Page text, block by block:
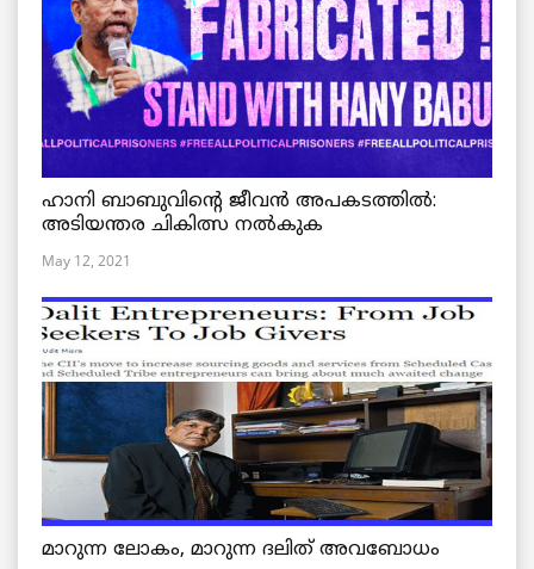
ഹാനി ബാബുവിന്റെ ജീവൻ അപകടത്തിൽ:
അടിയന്തര ചികിത്സ നൽകുക
May 12, 2021
മാറുന്ന ലോകം, മാറുന്ന ദലിത് അവബോധം